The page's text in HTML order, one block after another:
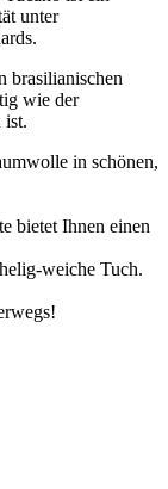
unter
brasilianischen
wie der
ist.
in schönen,
bietet Ihnen einen
weiche Tuch.